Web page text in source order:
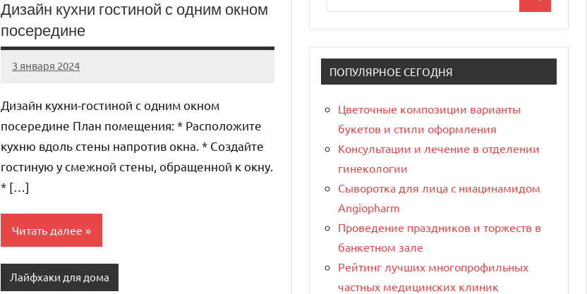
Дизайн кухни гостиной с одним окном
посередине
3 января 2024
organic63_ru
Нет
Дизайн кухни-гостиной с одним окном
посередине План помещения: * Расположите
кухню вдоль стены напротив окна. * Создайте
гостиную у смежной стены, обращенной к окну.
* […]
Читать далее
Лайфхаки для дома
для:
Поиск
ПОПУЛЯРНОЕ СЕГОДНЯ
Цветочные композиции варианты
букетов и стили оформления
Консультации и лечение в отделении
гинекологии
Сыворотка для лица с ниацинамидом
Angiopharm
Проведение праздников и торжеств в
банкетном зале
Рейтинг лучших многопрофильных
частных медицинских клиник